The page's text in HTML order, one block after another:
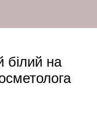
білий на